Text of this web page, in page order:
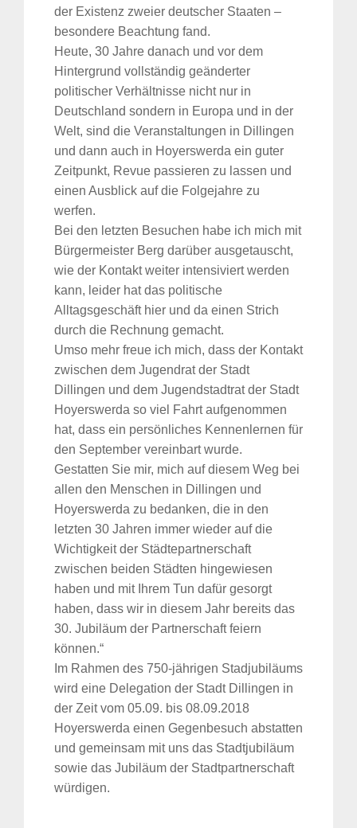
der Existenz zweier deutscher Staaten –
besondere Beachtung fand.
Heute, 30 Jahre danach und vor dem
Hintergrund vollständig geänderter
politischer Verhältnisse nicht nur in
Deutschland sondern in Europa und in der
Welt, sind die Veranstaltungen in Dillingen
und dann auch in Hoyerswerda ein guter
Zeitpunkt, Revue passieren zu lassen und
einen Ausblick auf die Folgejahre zu
werfen.
Bei den letzten Besuchen habe ich mich mit
Bürgermeister Berg darüber ausgetauscht,
wie der Kontakt weiter intensiviert werden
kann, leider hat das politische
Alltagsgeschäft hier und da einen Strich
durch die Rechnung gemacht.
Umso mehr freue ich mich, dass der Kontakt
zwischen dem Jugendrat der Stadt
Dillingen und dem Jugendstadtrat der Stadt
Hoyerswerda so viel Fahrt aufgenommen
hat, dass ein persönliches Kennenlernen für
den September vereinbart wurde.
Gestatten Sie mir, mich auf diesem Weg bei
allen den Menschen in Dillingen und
Hoyerswerda zu bedanken, die in den
letzten 30 Jahren immer wieder auf die
Wichtigkeit der Städtepartnerschaft
zwischen beiden Städten hingewiesen
haben und mit Ihrem Tun dafür gesorgt
haben, dass wir in diesem Jahr bereits das
30. Jubiläum der Partnerschaft feiern
können.“
Im Rahmen des 750-jährigen Stadjubiläums
wird eine Delegation der Stadt Dillingen in
der Zeit vom 05.09. bis 08.09.2018
Hoyerswerda einen Gegenbesuch abstatten
und gemeinsam mit uns das Stadtjubiläum
sowie das Jubiläum der Stadtpartnerschaft
würdigen.